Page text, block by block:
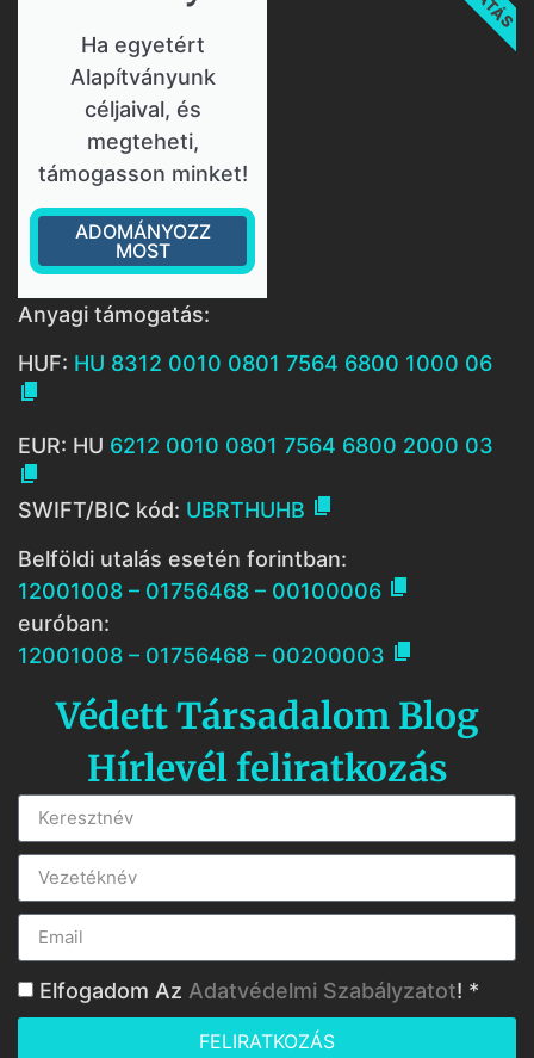
Ha egyetért
Alapítványunk
céljaival, és
megteheti,
támogasson minket!
ADOMÁNYOZZ
MOST
Anyagi támogatás:
HUF: HU 8312 0010 0801 7564 6800 1000 06

EUR: HU 6212 0010 0801 7564 6800 2000 03

SWIFT/BIC kód: UBRTHUHB 
Belföldi utalás esetén forintban:
12001008 – 01756468 – 00100006 
euróban:
12001008 – 01756468 – 00200003 
Védett Társadalom Blog
Hírlevél feliratkozás
Elfogadom Az Adatvédelmi Szabályzatot! *
FELIRATKOZÁS